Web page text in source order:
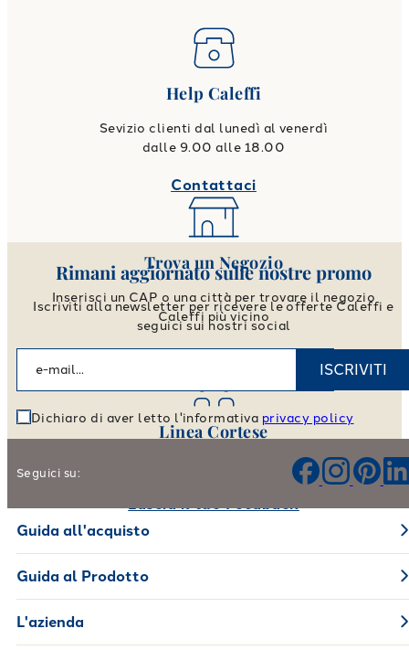
Help Caleffi
Sevizio clienti dal lunedì al venerdì
dalle 9.00 alle 18.00
Contattaci
Trova un Negozio
Inserisci un CAP o una città per trovare il negozio
Caleffi più vicino
Vai allo store locator
Linea Cortese
Aiutaci a migliorare i nostri prodotti e il nostro servizio
Rimani aggiornato sulle nostre promo
Iscriviti alla newsletter per ricevere le offerte Caleffi e
seguici sui nostri social
ISCRIVITI
Dichiaro di aver letto l'informativa privacy policy
Seguici su:
Guida all'acquisto
Guida al Prodotto
L'azienda